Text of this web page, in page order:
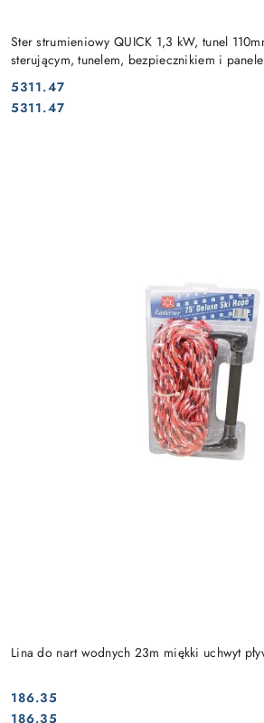
Ster strumieniowy QUICK 1,3 kW, tunel
sterującym, tunelem, bezpiecznikiem i
Cena:
5311.47
Cena:
5311.47
Lina do nart wodnych 23m miękki uchwyt
Cena:
186.35
Cena:
186.35